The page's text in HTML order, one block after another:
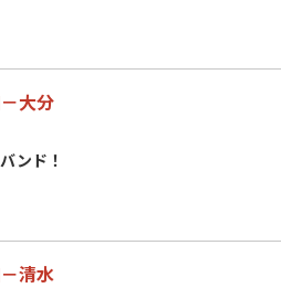
大分
ンド！
清水